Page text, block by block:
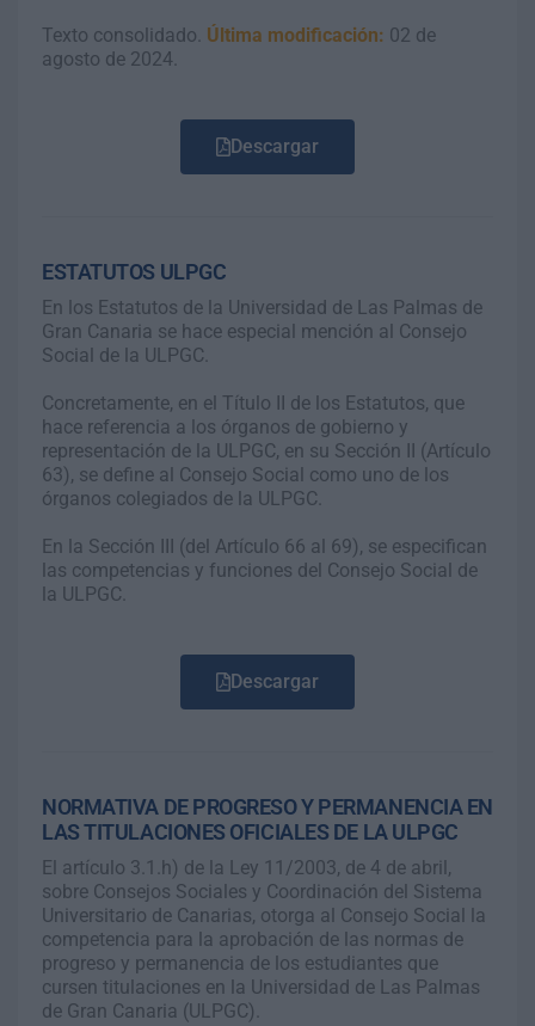
Texto consolidado. Última modificación: 02 de
agosto de 2024.
Descargar
ESTATUTOS ULPGC
En los Estatutos de la Universidad de Las Palmas de
Gran Canaria se hace especial mención al Consejo
Social de la ULPGC.
Concretamente, en el Título II de los Estatutos, que
hace referencia a los órganos de gobierno y
representación de la ULPGC, en su Sección II (Artículo
63), se define al Consejo Social como uno de los
órganos colegiados de la ULPGC.
En la Sección III (del Artículo 66 al 69), se especifican
las competencias y funciones del Consejo Social de
la ULPGC.
Descargar
NORMATIVA DE PROGRESO Y PERMANENCIA EN
LAS TITULACIONES OFICIALES DE LA ULPGC
El artículo 3.1.h) de la Ley 11/2003, de 4 de abril,
sobre Consejos Sociales y Coordinación del Sistema
Universitario de Canarias, otorga al Consejo Social la
competencia para la aprobación de las normas de
progreso y permanencia de los estudiantes que
cursen titulaciones en la Universidad de Las Palmas
de Gran Canaria (ULPGC).